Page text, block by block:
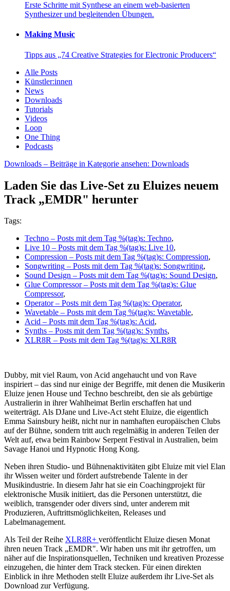
Erste Schritte mit Synthese an einem web-basierten
Synthesizer und begleitenden Übungen.
Making Music
Tipps aus „74 Creative Strategies for Electronic Producers“
Alle Posts
Künstler:innen
News
Downloads
Tutorials
Videos
Loop
One Thing
Podcasts
Downloads – Beiträge in Kategorie ansehen: Downloads
Laden Sie das Live-Set zu Eluizes neuem
Track „EMDR" herunter
Tags:
Techno – Posts mit dem Tag %(tag)s: Techno,
Live 10 – Posts mit dem Tag %(tag)s: Live 10,
Compression – Posts mit dem Tag %(tag)s: Compression,
Songwriting – Posts mit dem Tag %(tag)s: Songwriting,
Sound Design – Posts mit dem Tag %(tag)s: Sound Design,
Glue Compressor– Posts mit dem Tag %(tag)s: Glue
Compressor,
Operator– Posts mit dem Tag %(tag)s: Operator,
Wavetable – Posts mit dem Tag %(tag)s: Wavetable,
Acid – Posts mit dem Tag %(tag)s: Acid,
Synths – Posts mit dem Tag %(tag)s: Synths,
XLR8R – Posts mit dem Tag %(tag)s: XLR8R
Dubby, mit viel Raum, von Acid angehaucht und von Rave
inspiriert – das sind nur einige der Begriffe, mit denen die Musikerin
Eluize jenen House und Techno beschreibt, den sie als gebürtige
Australierin in ihrer Wahlheimat Berlin erschaffen hat und
weiterträgt. Als DJane und Live-Act steht Eluize, die eigentlich
Emma Sainsbury heißt, nicht nur in namhaften europäischen Clubs
auf der Bühne, sondern tritt auch regelmäßig in anderen Teilen der
Welt auf, etwa beim Rainbow Serpent Festival in Australien, beim
Savage Hanoi und Hypnotic Hong Kong.
Neben ihren Studio- und Bühnenaktivitäten gibt Eluize mit viel Elan
ihr Wissen weiter und fördert aufstrebende Talente in der
Musikindustrie. In diesem Jahr hat sie ein Coachingprojekt für
elektronische Musik initiiert, das die Personen unterstützt, die
weiblich, transgender oder divers sind, unter anderem mit
Produzieren, Auftrittsmöglichkeiten, Releases und
Labelmanagement.
Als Teil der Reihe XLR8R+ veröffentlicht Eluize diesen Monat
ihren neuen Track „EMDR". Wir haben uns mit ihr getroffen, um
näher auf die Inspirationsquellen, Techniken und kreativen Prozesse
einzugehen, die hinter dem Track stecken. Für einen direkten
Einblick in ihre Methoden stellt Eluize außerdem ihr Live-Set als
Download zur Verfügung.